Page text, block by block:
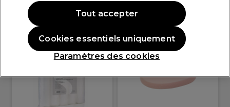
OFFRE
Paramètres des cookies
Cookies essentiels uniquement
Tout accepter